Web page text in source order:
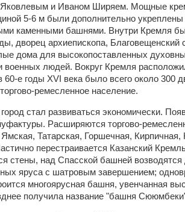
и Иваном Ширяем. Мощные
5-6 м были дополнительно
каменными башнями. Внутри Кремля
дворец архиепископа, Благовещенский
дома для высокопоставленных
военных людей. Вокруг Кремля
е годы XVI века было всего около 300
ремесленное население.
стал развиваться экономически.
Расширяются торгово-
Татарская, Горшечная, Кирпичная,
перестраивается Казанский
стены, над Спасской башней возводятся
яруса с шатровым завершением;
многоярусная башня, увенчанная
получила название "башня